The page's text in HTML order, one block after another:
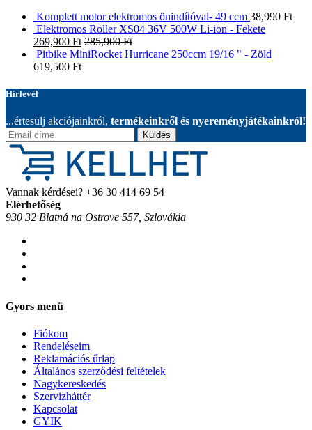
Komplett motor elektromos önindítóval- 49 ccm 38,990 Ft
Elektromos Roller XS04 36V 500W Li-ion - Fekete
269,900 Ft 285,900Ft
Pitbike MiniRocket Hurricane 250ccm 19/16 " - Zöld
619,500 Ft
Hírlevél
...értesülj akciójainkról, termékeinkről és nyereményjátékainkról!
Küldés
Vannak kérdései? +36 30 414 69 54
Elérhetőség
930 32 Blatná na Ostrove 557, Szlovákia
Gyors menü
Fiókom
Rendeléseim
Reklamációs űrlap
Általános szerződési feltételek
Nagykereskedés
Szervizháttér
Kapcsolat
GYIK